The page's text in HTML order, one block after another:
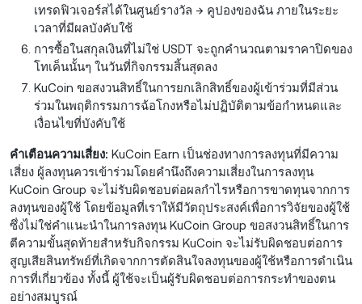
เทรดฟิวเจอร์สได้ในศูนย์รางวัล → คูปองของฉัน ภายในระยะ
เวลาที่มีผลบังคับใช้
การซื้อในสกุลเงินที่ไม่ใช่ USDT จะถูกคำนวณตามราคาปิดของ
โทเค็นนั้นๆ ในวันที่กิจกรรมสิ้นสุดลง
KuCoin ขอสงวนสิทธิ์ในการยกเลิกสิทธิ์ของผู้เข้าร่วมที่มีส่วน
ร่วมในพฤติกรรมการฉ้อโกงหรือไม่ปฏิบัติตามข้อกำหนดและ
เงื่อนไขที่บังคับใช้
คำเตือนความเสี่ยง: KuCoin Earn เป็นช่องทางการลงทุนที่มีความ
เสี่ยง ผู้ลงทุนควรเข้าร่วมโดยคำนึงถึงความเสี่ยงในการลงทุน
KuCoin Group จะไม่รับผิดชอบต่อผลกำไรหรือการขาดทุนจากการ
ลงทุนของผู้ใช้ โดยข้อมูลที่เราให้มีวัตถุประสงค์เพื่อการวิจัยของผู้ใช้
ซึ่งไม่ใช่คำแนะนำในการลงทุน KuCoin Group ขอสงวนสิทธิ์ในการ
ตีความขั้นสุดท้ายสำหรับกิจกรรม KuCoin จะไม่รับผิดชอบต่อการ
สูญเสียสินทรัพย์ที่เกิดจากการตัดสินใจลงทุนของผู้ใช้หรือการดำเนิน
การที่เกี่ยวข้อง ทั้งนี้ ผู้ใช้จะเป็นผู้รับผิดชอบต่อการกระทำของตน
อย่างสมบูรณ์